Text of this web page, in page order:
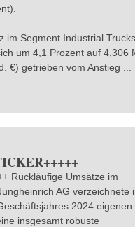
im Segment Industrial
um 4,1 Prozent auf 4,306
€) getrieben vom Anstieg ...
Rückläufige Umsätze im
AG verzeichnete
2024 eigenen
insgesamt robuste